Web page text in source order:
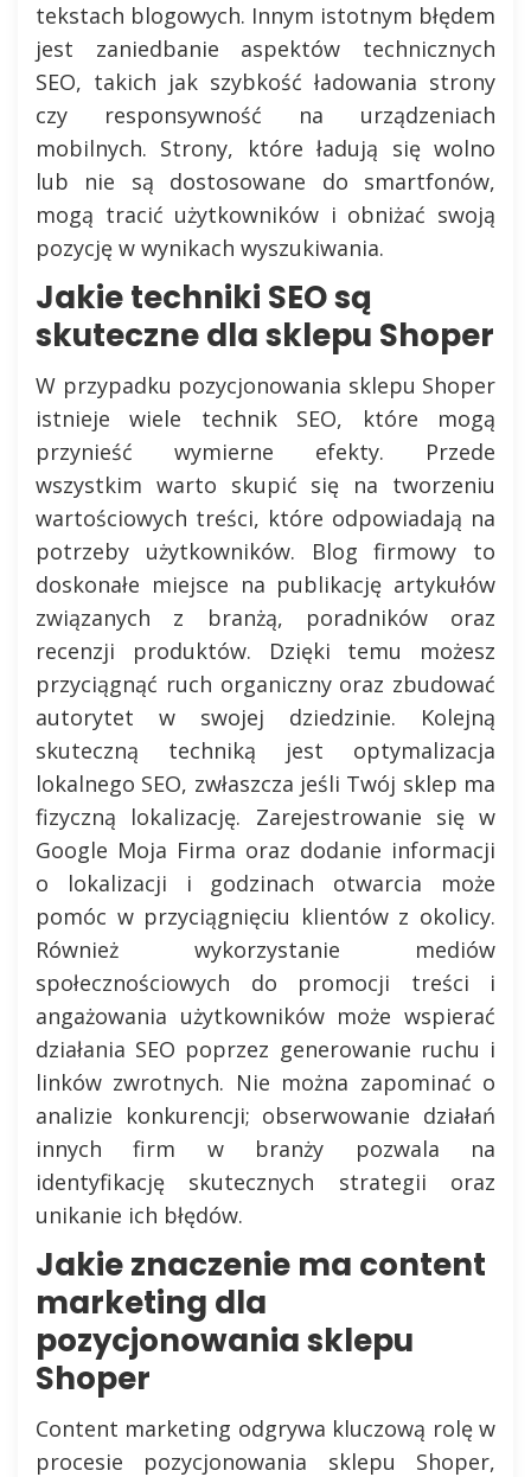
tekstach blogowych. Innym istotnym błędem
jest zaniedbanie aspektów technicznych
SEO, takich jak szybkość ładowania strony
czy responsywność na urządzeniach
mobilnych. Strony, które ładują się wolno
lub nie są dostosowane do smartfonów,
mogą tracić użytkowników i obniżać swoją
pozycję w wynikach wyszukiwania.
Jakie techniki SEO są
skuteczne dla sklepu Shoper
W przypadku pozycjonowania sklepu Shoper
istnieje wiele technik SEO, które mogą
przynieść wymierne efekty. Przede
wszystkim warto skupić się na tworzeniu
wartościowych treści, które odpowiadają na
potrzeby użytkowników. Blog firmowy to
doskonałe miejsce na publikację artykułów
związanych z branżą, poradników oraz
recenzji produktów. Dzięki temu możesz
przyciągnąć ruch organiczny oraz zbudować
autorytet w swojej dziedzinie. Kolejną
skuteczną techniką jest optymalizacja
lokalnego SEO, zwłaszcza jeśli Twój sklep ma
fizyczną lokalizację. Zarejestrowanie się w
Google Moja Firma oraz dodanie informacji
o lokalizacji i godzinach otwarcia może
pomóc w przyciągnięciu klientów z okolicy.
Również wykorzystanie mediów
społecznościowych do promocji treści i
angażowania użytkowników może wspierać
działania SEO poprzez generowanie ruchu i
linków zwrotnych. Nie można zapominać o
analizie konkurencji; obserwowanie działań
innych firm w branży pozwala na
identyfikację skutecznych strategii oraz
unikanie ich błędów.
Jakie znaczenie ma content
marketing dla
pozycjonowania sklepu
Shoper
Content marketing odgrywa kluczową rolę w
procesie pozycjonowania sklepu Shoper,